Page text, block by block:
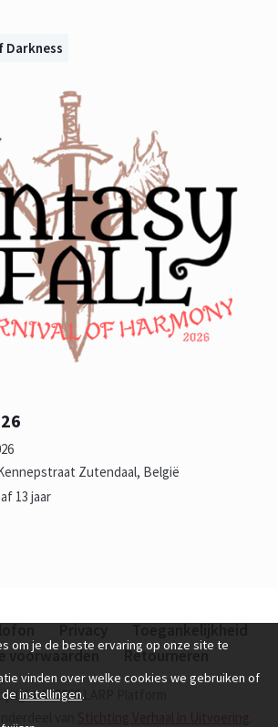
Darkness
Zutendaal, België
13 jaar
voorwaarden
Retourneren
© 2026 LARP Platform
van
om je de beste ervaring op onze site te
vinden over welke cookies we gebruiken of
instellingen.